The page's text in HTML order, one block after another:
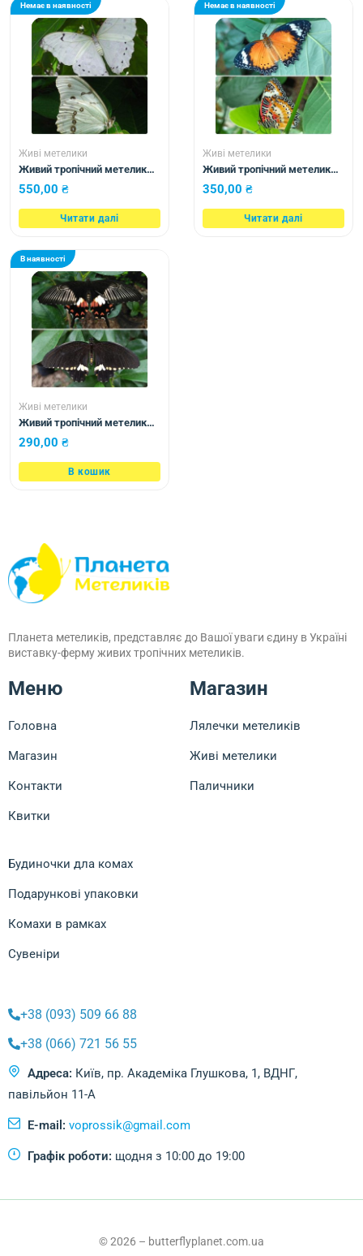
Немає в наявності
Живі метелики
Живий тропічний метелик
Morpho polyphemus
550,00 ₴
Читати далі
Немає в наявності
Живі метелики
Живий тропічний метелик
Cethosia cyane
350,00 ₴
Читати далі
В наявності
Живі метелики
Живий тропічний метелик
Papilio polytes
290,00 ₴
В кошик
Планета метеликів, представляє до Вашої уваги єдину в Україні
виставку-ферму живих тропічних метеликів.
Меню
Головна
Магазин
Контакти
Квитки
Магазин
Лялечки метеликів
Живі метелики
Паличники
Будиночки дла комах
Подарункові упаковки
Комахи в рамках
Сувеніри
+38 (093) 509 66 88
+38 (066) 721 56 55
Адреса: Київ, пр. Академіка Глушкова, 1, ВДНГ,
павільйон 11-А
E-mail: voprossik@gmail.com
Графік роботи: щодня з 10:00 до 19:00
© 2026 – butterflyplanet.com.ua